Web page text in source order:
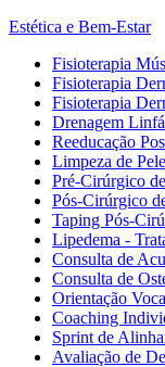
Estética e Bem-Estar
Fisioterapia
Fisioterapia
Fisioterapia
Drenagem
Reeducação
Limpeza de
Pré-Cirúrgico
Pós-Cirúrgico
Taping Pós-
Lipedema -
Consulta de
Consulta de
Orientação
Coaching
Sprint de
Avaliação de